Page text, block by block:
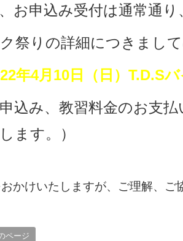
お申込み受付は通常通り
祭りの詳細につきまし
年4月10日（日）T.D.S
込み、教習料金のお支払
ます。）
かけいたしますが、ご理解、ご
ページ